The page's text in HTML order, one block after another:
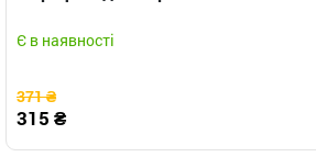
Є в наявності
371 ₴
315 ₴